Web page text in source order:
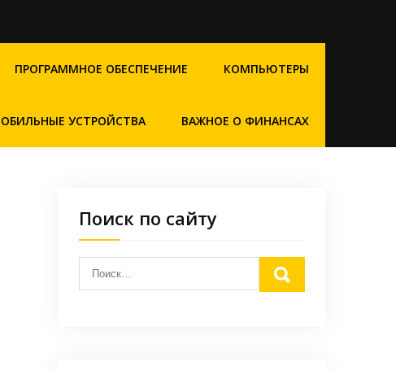
ПРОГРАММНОЕ ОБЕСПЕЧЕНИЕ КОМПЬЮТЕРЫ
УСТРОЙСТВА ВАЖНОЕ О ФИНАНСАХ
Поиск по сайту